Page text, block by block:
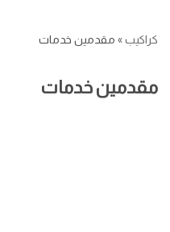
كراكيب» مقدمين خدمات
مقدمين خدمات